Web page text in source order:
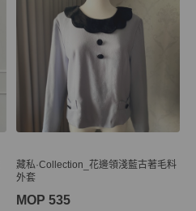
藏私·Collection_花邊領淺藍古著毛料
外套
MOP 535